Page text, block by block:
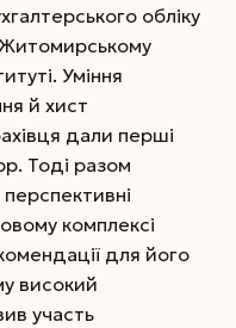
обліку
Житомирському
Уміння
й хист
дали перші
Тоді разом
перспективні
комплексі
для його
високий
участь